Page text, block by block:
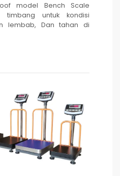
model Bench Scale
timbang untuk kondisi
lembab, Dan tahan di
dan di ruangan Cold
memakai housing dan
maksimal.
yang di isi ulang
dilengkapi pengaman
menghindari masuknya
korsleting. Tetap
saat pengisian ulang